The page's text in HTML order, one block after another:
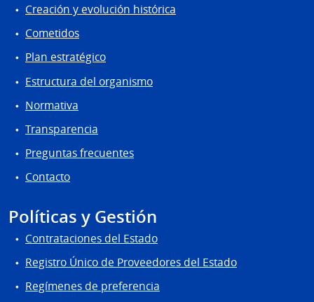
Creación y evolución histórica
Cometidos
Plan estratégico
Estructura del organismo
Normativa
Transparencia
Preguntas frecuentes
Contacto
Políticas y Gestión
Contrataciones del Estado
Registro Único de Proveedores del Estado
Regímenes de preferencia